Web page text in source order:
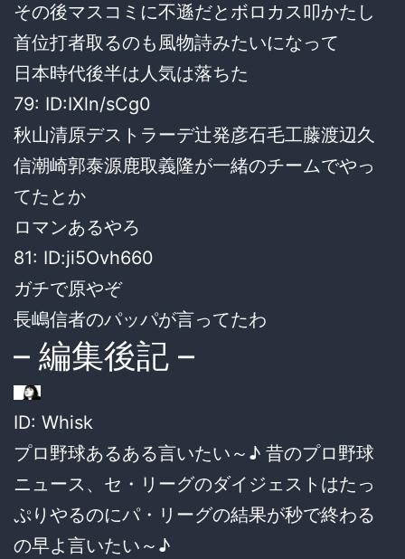
その後マスコミに不遜だとボロカス叩かたし
首位打者取るのも風物詩みたいになって
日本時代後半は人気は落ちた
79: ID:IXln/sCg0
秋山清原デストラーデ辻発彦石毛工藤渡辺久
信潮崎郭泰源鹿取義隆が一緒のチームでやっ
てたとか
ロマンあるやろ
81: ID:ji5Ovh660
ガチで原やぞ
長嶋信者のパッパが言ってたわ
– 編集後記 –
ID: Whisk
プロ野球あるある言いたい～♪ 昔のプロ野球
ニュース、セ・リーグのダイジェストはたっ
ぷりやるのにパ・リーグの結果が秒で終わる
の早よ言いたい～♪